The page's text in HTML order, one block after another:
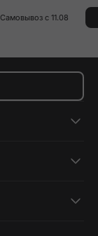
Самовывоз с 11.08